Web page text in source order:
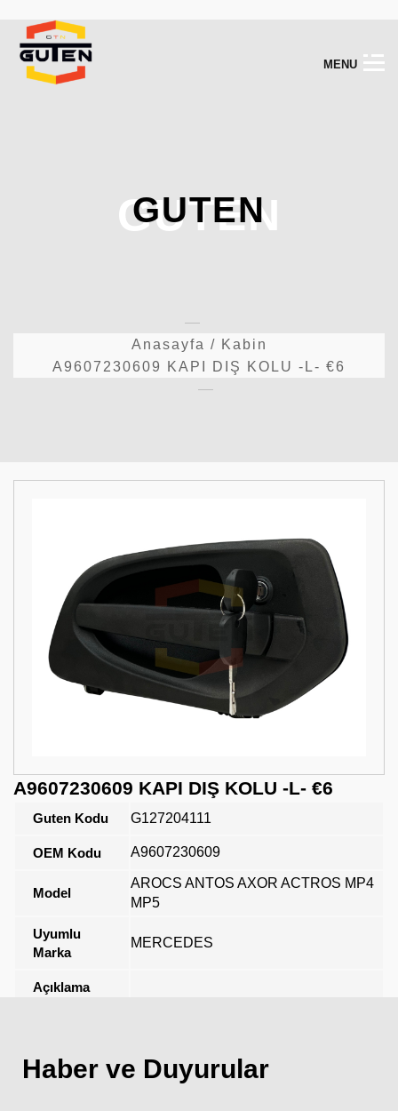
M ENU
GUTEN
GUTEN
Anasayfa / Kabin
A9607230609 KAPI DIŞ KOLU -L- €6
A9607230609 KAPI DIŞ KOLU -L- €6
Guten Kodu G127204111
OEM Kodu A9607230609
Model
AROCS ANTOS AXOR ACTROS MP4
MP5
Uyumlu
Marka
MERCEDES
Açıklama
Haber ve Duyurular